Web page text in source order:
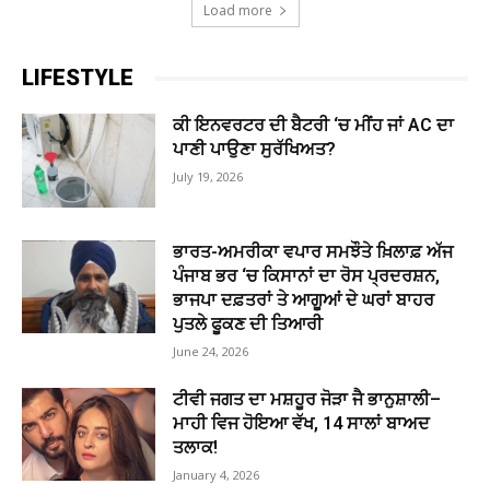
Load more
LIFESTYLE
ਕੀ ਇਨਵਰਟਰ ਦੀ ਬੈਟਰੀ ‘ਚ ਮੀਂਹ ਜਾਂ AC ਦਾ
ਪਾਣੀ ਪਾਉਣਾ ਸੁਰੱਖਿਅਤ?
July 19, 2026
ਭਾਰਤ-ਅਮਰੀਕਾ ਵਪਾਰ ਸਮਝੌਤੇ ਖ਼ਿਲਾਫ਼ ਅੱਜ
ਪੰਜਾਬ ਭਰ ‘ਚ ਕਿਸਾਨਾਂ ਦਾ ਰੋਸ ਪ੍ਰਦਰਸ਼ਨ,
ਭਾਜਪਾ ਦਫ਼ਤਰਾਂ ਤੇ ਆਗੂਆਂ ਦੇ ਘਰਾਂ ਬਾਹਰ
ਪੁਤਲੇ ਫੂਕਣ ਦੀ ਤਿਆਰੀ
June 24, 2026
ਟੀਵੀ ਜਗਤ ਦਾ ਮਸ਼ਹੂਰ ਜੋੜਾ ਜੈ ਭਾਨੁਸ਼ਾਲੀ–
ਮਾਹੀ ਵਿਜ ਹੋਇਆ ਵੱਖ, 14 ਸਾਲਾਂ ਬਾਅਦ
ਤਲਾਕ!
January 4, 2026